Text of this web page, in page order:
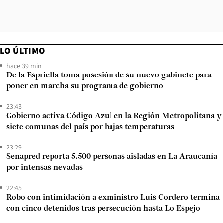
LO ÚLTIMO
hace 39 min
De la Espriella toma posesión de su nuevo gabinete para
poner en marcha su programa de gobierno
23:43
Gobierno activa Código Azul en la Región Metropolitana y
siete comunas del país por bajas temperaturas
23:29
Senapred reporta 5.500 personas aisladas en La Araucanía
por intensas nevadas
22:45
Robo con intimidación a exministro Luis Cordero termina
con cinco detenidos tras persecución hasta Lo Espejo